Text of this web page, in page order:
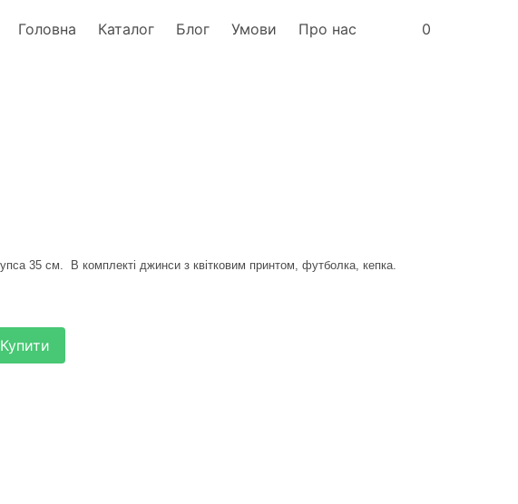
Головна Каталог Блог Умови Про нас 0
35 см. В комплекті джинси з квітковим принтом, футболка, кепка.
Купити